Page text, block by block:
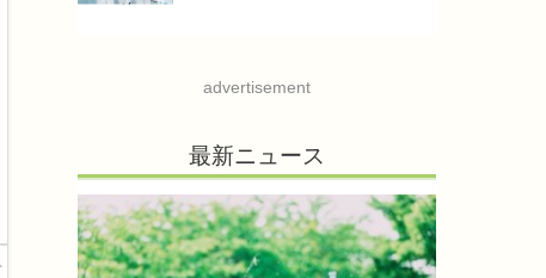
advertisement
最新ニュース